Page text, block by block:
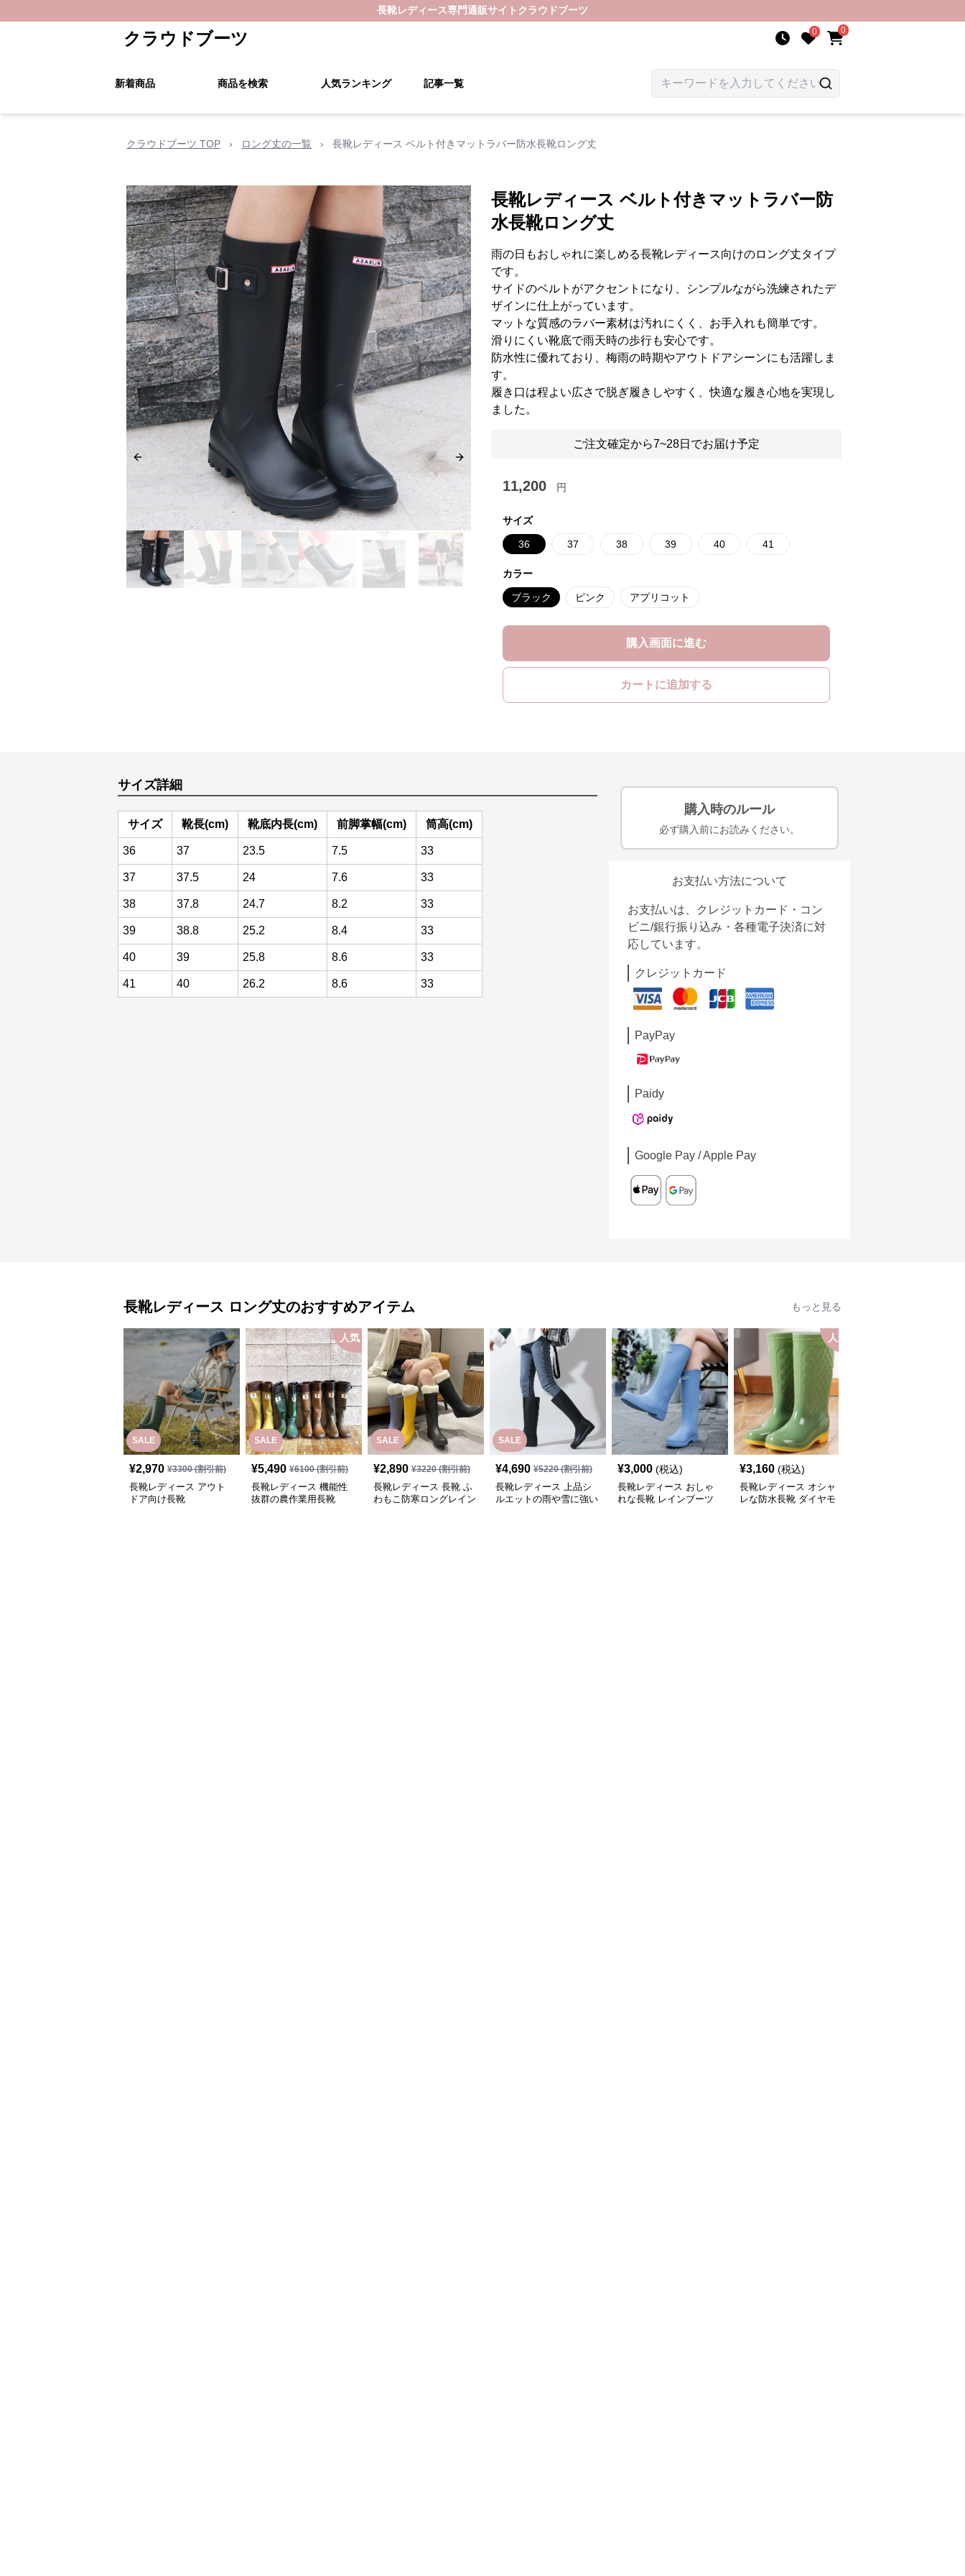
長靴レディース専門通販サイト クラウドブーツ
クラウドブーツ 0 0
新着商品 商品を検索 人気ランキング 記事一覧
クラウドブーツ TOP › ロング丈の一覧 › 長靴レディース ベルト付きマットラバー防水長靴ロング丈
Previous slide Next slide
長靴レディース ベルト付きマットラバー防
水長靴ロング丈
雨の日もおしゃれに楽しめる長靴レディース向けのロング丈タイプ
です。
サイドのベルトがアクセントになり、シンプルながら洗練されたデ
ザインに仕上がっています。
マットな質感のラバー素材は汚れにくく、お手入れも簡単です。
滑りにくい靴底で雨天時の歩行も安心です。
防水性に優れており、梅雨の時期やアウトドアシーンにも活躍しま
す。
履き口は程よい広さで脱ぎ履きしやすく、快適な履き心地を実現し
ました。
ご注文確定から7~28日でお届け予定
11,200 円
サイズ
36 37 38 39 40 41
カラー
ブラック ピンク アプリコット
購入画面に進む
カートに追加する
サイズ詳細
サイズ 靴長(cm) 靴底内長(cm) 前脚掌幅(cm) 筒高(cm)
36 37 23.5 7.5 33
37 37.5 24 7.6 33
38 37.8 24.7 8.2 33
39 38.8 25.2 8.4 33
40 39 25.8 8.6 33
41 40 26.2 8.6 33
購入時のルール
必ず購入前にお読みください。
お支払い方法について
お支払いは、クレジットカード・コン
ビニ/銀行振り込み・各種電子決済に対
応しています。
クレジットカード
PayPay
Paidy
Google Pay / Apple Pay
長靴レディース ロング丈のおすすめアイテム もっと見る
SALE
¥2,970 ¥3300(割引前)
長靴レディース アウト
ドア向け長靴
SALE
人気
¥5,490 ¥6100(割引前)
長靴レディース 機能性
抜群の農作業用長靴
SALE
¥2,890 ¥3220(割引前)
長靴レディース 長靴 ふ
わもこ防寒ロングレイン
SALE
¥4,690 ¥5220(割引前)
長靴レディース 上品シ
ルエットの雨や雪に強い
¥3,000 (税込)
長靴レディース おしゃ
れな長靴 レインブーツ
人気
¥3,160 (税込)
長靴レディース オシャ
レな防水長靴 ダイヤモ